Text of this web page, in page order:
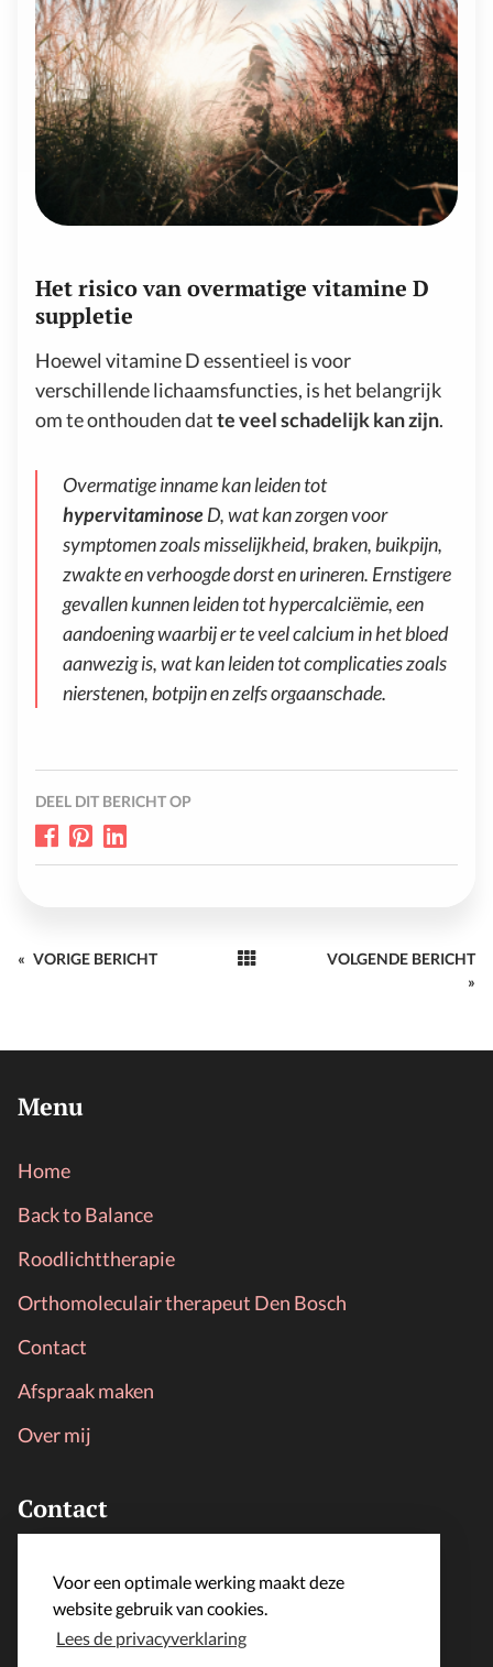
Voor een optimale werking maakt deze
website gebruik van cookies.
Lees de privacyverklaring
Het risico van overmatige vitamine D
suppletie
Hoewel vitamine D essentieel is voor
verschillende lichaamsfuncties, is het belangrijk
om te onthouden datte veel schadelijk kan zijn.
Overmatige inname kan leiden tot
hypervitaminoseD, wat kan zorgen voor
symptomen zoals misselijkheid, braken, buikpijn,
zwakte en verhoogde dorst en urineren. Ernstigere
gevallen kunnen leiden tot hypercalciëmie, een
aandoening waarbij er te veel calcium in het bloed
aanwezig is, wat kan leiden tot complicaties zoals
nierstenen, botpijn en zelfs orgaanschade.
DEEL DIT BERICHT OP
« VORIGE BERICHT
VOLGENDE BERICHT
»
Menu
Home
Back to Balance
Roodlichttherapie
Orthomoleculair therapeut Den Bosch
Contact
Afspraak maken
Over mij
Contact
LijfLoket
info@lijfloket.nl